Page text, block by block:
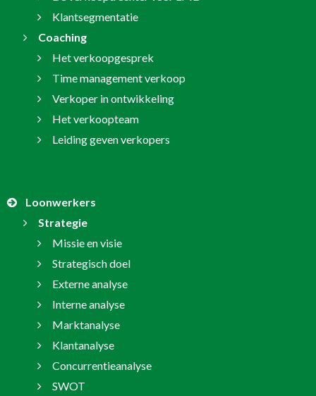
Klantsegmentatie
Coaching
Het verkoopgesprek
Time management verkoop
Verkoper in ontwikkeling
Het verkoopteam
Leiding geven verkopers
Loonwerkers
Strategie
Missie en visie
Strategisch doel
Externe analyse
Interne analyse
Marktanalyse
Klantanalyse
Concurrentieanalyse
SWOT